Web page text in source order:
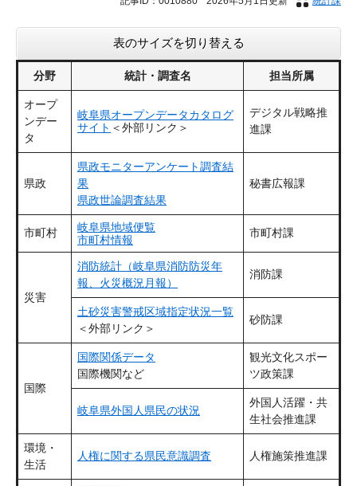
表のサイズを切り替える
分野 統計・調査名 担当所属
オープ
ンデー
タ
岐阜県オープンデータカタログ
サイト ＜外部リンク＞
デジタル戦略推
進課
県政
県政モニターアンケート調査結
果
県政世論調査結果
秘書広報課
市町村
岐阜県地域便覧
市町村情報
市町村課
災害
消防統計（岐阜県消防防災年
報、火災概況月報）
消防課
土砂災害警戒区域指定状況一覧
＜外部リンク＞
砂防課
国際
国際関係データ
国際機関など
観光文化スポー
ツ政策課
岐阜県外国人県民の状況
外国人活躍・共
生社会推進課
環境・
生活
人権に関する県民意識調査 人権施策推進課